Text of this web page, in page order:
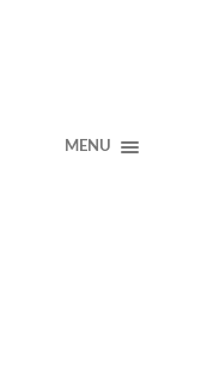
MENU